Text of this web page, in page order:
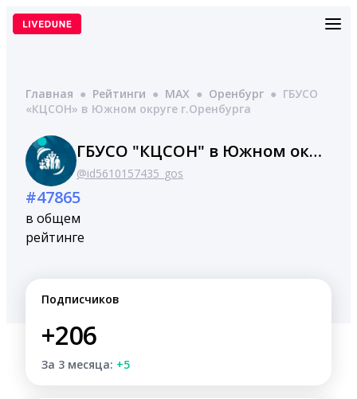
Перейти
Главная ● Рейтинги ● MAX ● Оренбург ● ГБУСО
«КЦСОН» в Южном округе г.Оренбурга
ГБУСО "КЦСОН" в Южном округе г.Оренбурга
@id5610157435_gos
#47865
в общем
рейтинге
Подписчиков
+206
За 3 месяца: +5